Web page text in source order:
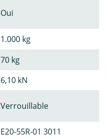
Oui
1.000 kg
70 kg
6,10 kN
Verrouillable
E20-55R-01 3011